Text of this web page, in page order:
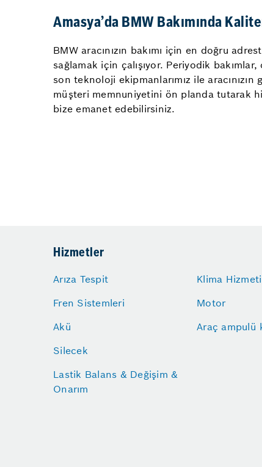
Amasya’da BMW Bakımında
BMW aracınızın bakımı için en doğru
sağlamak için çalışıyor. Periyodik
son teknoloji ekipmanlarımız ile
müşteri memnuniyetini ön planda tutarak
bize emanet edebilirsiniz.
Hizmetler
Arıza Tespit
Fren Sistemleri
Akü
Silecek
Lastik Balans & Değişim &
Onarım
Klima Hizmeti
Motor
Araç ampulü